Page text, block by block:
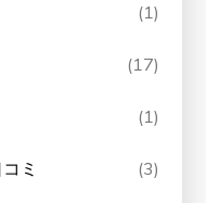
(1)
(17)
(1)
ミ (3)